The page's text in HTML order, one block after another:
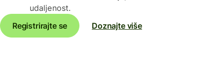
udaljenost.
Registrirajte se
Doznajte više